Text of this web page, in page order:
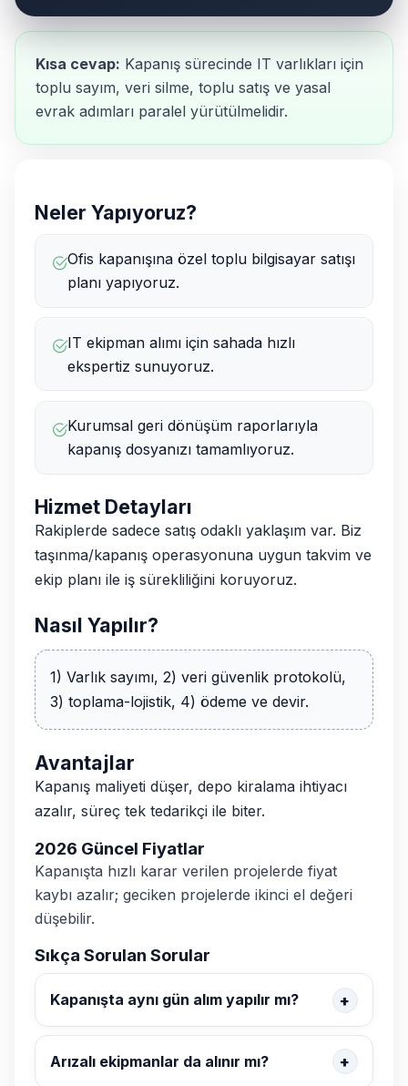
Kısa cevap: Kapanış sürecinde IT varlıkları için
toplu sayım, veri silme, toplu satış ve yasal
evrak adımları paralel yürütülmelidir.
Neler Yapıyoruz?
Ofis kapanışına özel toplu bilgisayar satışı
planı yapıyoruz.
IT ekipman alımı için sahada hızlı
ekspertiz sunuyoruz.
Kurumsal geri dönüşüm raporlarıyla
kapanış dosyanızı tamamlıyoruz.
Hizmet Detayları
Rakiplerde sadece satış odaklı yaklaşım var. Biz
taşınma/kapanış operasyonuna uygun takvim ve
ekip planı ile iş sürekliliğini koruyoruz.
Nasıl Yapılır?
1) Varlık sayımı, 2) veri güvenlik protokolü,
3) toplama-lojistik, 4) ödeme ve devir.
Avantajlar
Kapanış maliyeti düşer, depo kiralama ihtiyacı
azalır, süreç tek tedarikçi ile biter.
2026 Güncel Fiyatlar
Kapanışta hızlı karar verilen projelerde fiyat
kaybı azalır; geciken projelerde ikinci el değeri
düşebilir.
Sıkça Sorulan Sorular
Kapanışta aynı gün alım yapılır mı?
Arızalı ekipmanlar da alınır mı?